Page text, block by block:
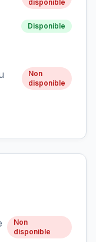
disponible
Disponible
Non
disponible
Non
disponible